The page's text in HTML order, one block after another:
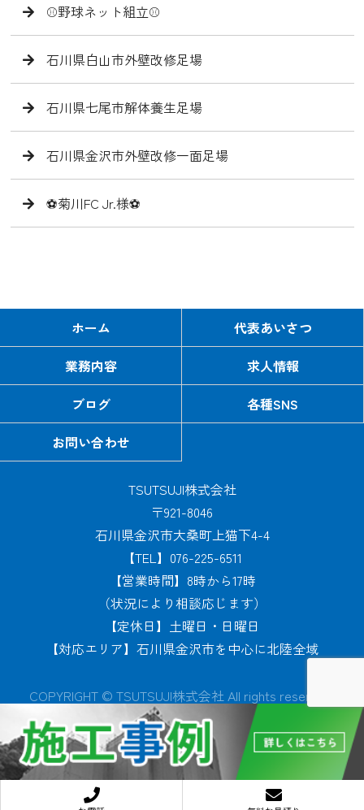
⚾️野球ネット組立⚾️
石川県白山市外壁改修足場
石川県七尾市解体養生足場
石川県金沢市外壁改修一面足場
⚽️菊川FC Jr.様⚽️
ホーム
代表あいさつ
業務内容
求人情報
ブログ
各種SNS
お問い合わせ
TSUTSUJI株式会社
〒921-8046
石川県金沢市大桑町上猫下4-4
【TEL】076-225-6511
【営業時間】8時から17時
（状況により相談応じます）
【定休日】土曜日・日曜日
【対応エリア】石川県金沢市を中心に北陸全域
COPYRIGHT © TSUTSUJI株式会社 All rights reserved.